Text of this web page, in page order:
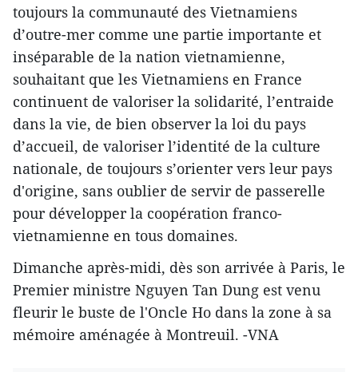
toujours la communauté des Vietnamiens
d’outre-mer comme une partie importante et
inséparable de la nation vietnamienne,
souhaitant que les Vietnamiens en France
continuent de valoriser la solidarité, l’entraide
dans la vie, de bien observer la loi du pays
d’accueil, de valoriser l’identité de la culture
nationale, de toujours s’orienter vers leur pays ​
d'origine, sans oublier de servir de passerelle
pour développer la coopération franco-
vietnamienne en tous domaines.
Dimanche après-midi, dès son arrivée à Paris, le
Premier ministre Nguyen Tan Dung est venu
fleurir le buste de l'Oncle Ho dans la zone à sa
mémoire aménagée à Montreuil. -VNA